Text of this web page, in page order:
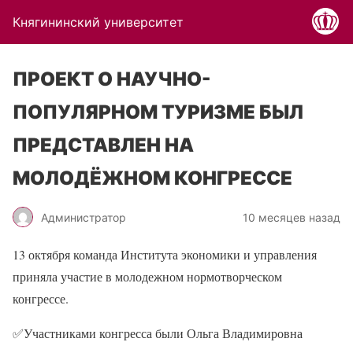
Княгининский университет
ПРОЕКТ О НАУЧНО-
ПОПУЛЯРНОМ ТУРИЗМЕ БЫЛ
ПРЕДСТАВЛЕН НА
МОЛОДЁЖНОМ КОНГРЕССЕ
Администратор 10 месяцев назад
13 октября команда Института экономики и управления
приняла участие в молодежном нормотворческом
конгрессе.
✅Участниками конгресса были Ольга Владимировна